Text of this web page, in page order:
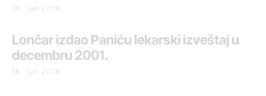
18. jun 2018.
Lončar izdao Paniću lekarski izveštaj u
decembru 2001.
18. jun 2018.